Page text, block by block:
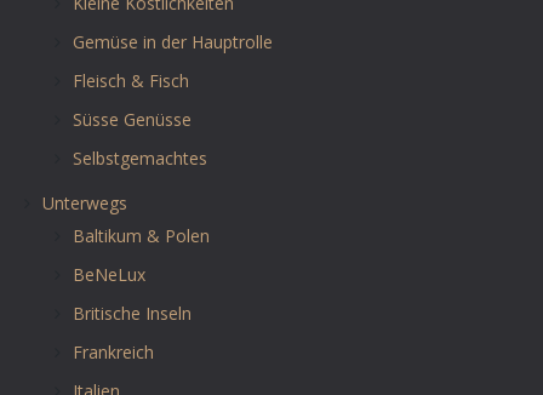
Gemüse in der Hauptrolle
Fleisch & Fisch
Süsse Genüsse
Selbstgemachtes
Unterwegs
Baltikum & Polen
BeNeLux
Britische Inseln
Frankreich
Italien